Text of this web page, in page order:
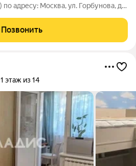
адресу: Москва, ул. Горбунова, д.
Ключевые характеристики:
Позвонить
1 этаж из 14